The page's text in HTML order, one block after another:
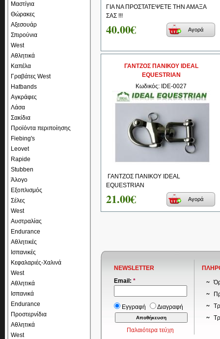
Μαστίγια
Θώρακες
Αξεσουάρ
Σπιρούνια
West
Αθλητικά
Καπέλα
Γραβάτες West
Hatbands
Αγκράφες
Λάσα
Σακίδια
Προϊόντα περιποίησης
Fiebing's
Leovet
Rapide
Stubben
Άλογο
Εξοπλισμός
Σέλες
West
Αυστραλίας
Endurance
Αθλητικές
Ισπανικές
Κεφαλαριές-Χαλινά
West
Αθλητικά
Ισπανικά
Endurance
Προστερνίδια
Αθλητικά
West
ΓΙΑ ΝΑ ΠΡΟΣΤΑΤΕΨΕΤΕ ΤΗΝ ΑΜΑΞΑ
ΣΑΣ !!!
40.00€ Αγορά
ΓΑΝΤΖΟΣ ΠΑΝΙΚΟΥ IDEAL
EQUESTRIAN
Κωδικός: IDE-0027
ΓΑΝΤΖΟΣ ΠΑΝΙΚΟΥ IDEAL
EQUESTRIAN
21.00€ Αγορά
NEWSLETTER
Email: *
Εγγραφή Διαγραφή
Παλαιότερα τεύχη